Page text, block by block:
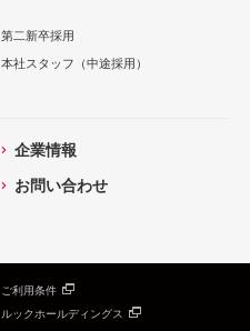
第二新卒採用
本社スタッフ（中途採用）
企業情報
お問い合わせ
ご利用条件
ルックホールディングス